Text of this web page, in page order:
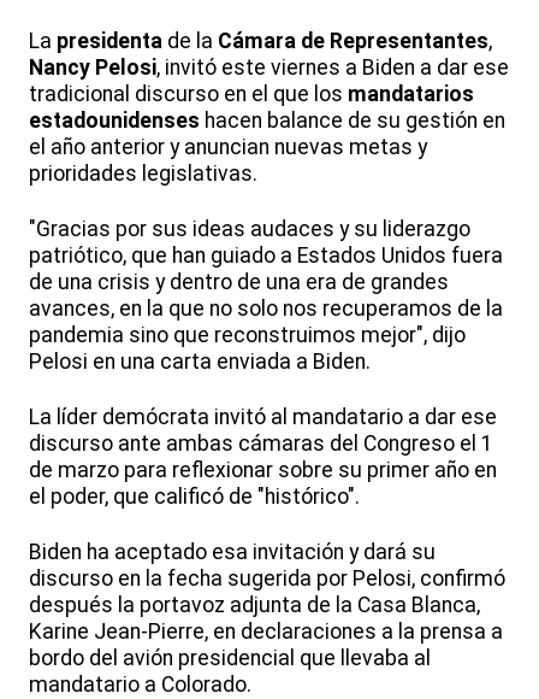
La presidenta de la Cámara de Representantes,
Nancy Pelosi, invitó este viernes a Biden a dar ese
tradicional discurso en el que los mandatarios
estadounidenses hacen balance de su gestión en
el año anterior y anuncian nuevas metas y
prioridades legislativas.
"Gracias por sus ideas audaces y su liderazgo
patriótico, que han guiado a Estados Unidos fuera
de una crisis y dentro de una era de grandes
avances, en la que no solo nos recuperamos de la
pandemia sino que reconstruimos mejor", dijo
Pelosi en una carta enviada a Biden.
La líder demócrata invitó al mandatario a dar ese
discurso ante ambas cámaras del Congreso el 1
de marzo para reflexionar sobre su primer año en
el poder, que calificó de "histórico".
Biden ha aceptado esa invitación y dará su
discurso en la fecha sugerida por Pelosi, confirmó
después la portavoz adjunta de la Casa Blanca,
Karine Jean-Pierre, en declaraciones a la prensa a
bordo del avión presidencial que llevaba al
mandatario a Colorado.